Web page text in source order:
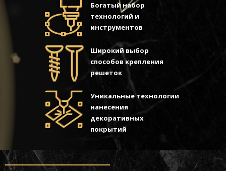
Богатый набор
технологий и
инструментов
Широкий выбор
способов крепления
решеток
Уникальные технологии
нанесения
декоративных
покрытий